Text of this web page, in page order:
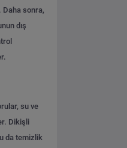
Daha sonra,
dış
su ve
Dikişli
da temizlik